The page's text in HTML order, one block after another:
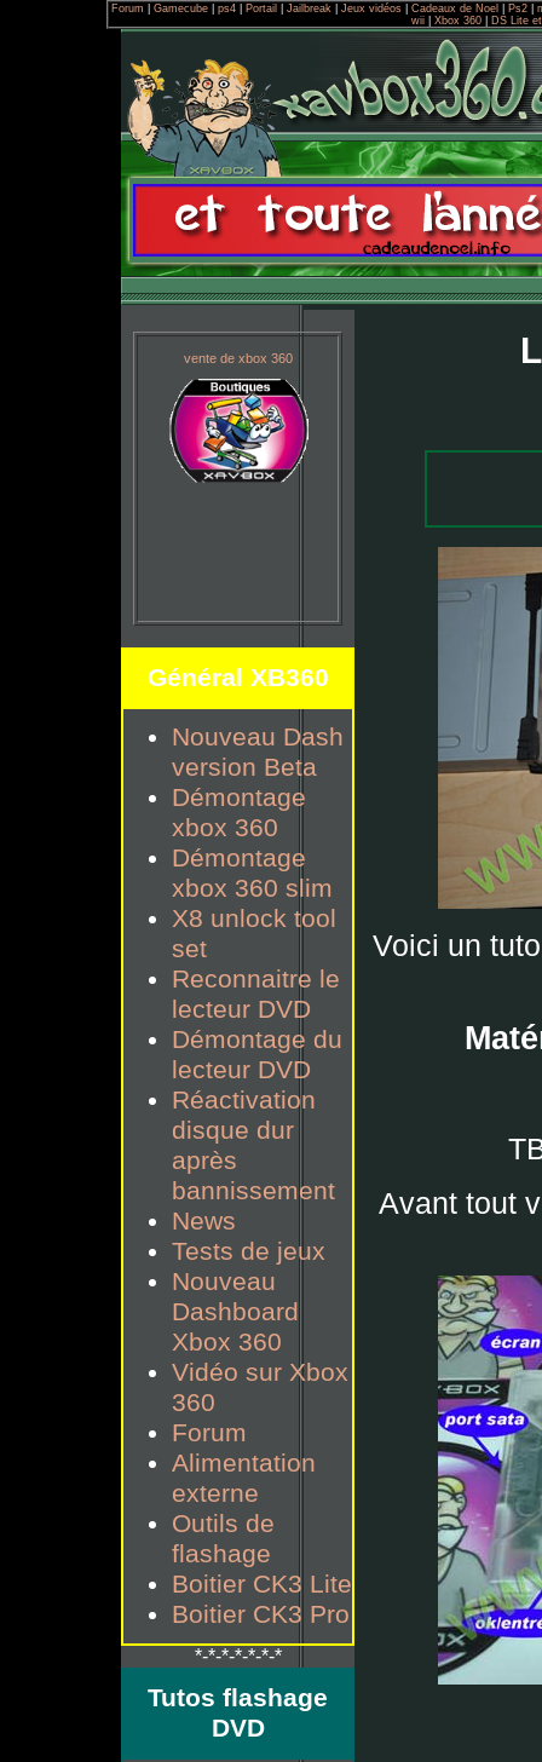
Forum Gamecube ps4 Portail Jailbreak Jeux vidéos Cadeaux de Noel Ps2
wii| Xbox 360| DS Lite
vente de xbox 360
Général XB360
Nouveau Dash
version Beta
Démontage
xbox 360
Démontage
xbox 360 slim
X8 unlock tool
set
Reconnaitre le
lecteur DVD
Démontage du
lecteur DVD
Réactivation
disque dur
après
bannissement
News
Tests de jeux
Nouveau
Dashboard
Xbox 360
Vidéo sur Xbox
360
Forum
Alimentation
externe
Outils de
flashage
Boitier CK3 Lite
Boitier CK3 Pro
*-*-*-*-*-*-*
Tutos flashage
DVD
Voici un
Avant tout